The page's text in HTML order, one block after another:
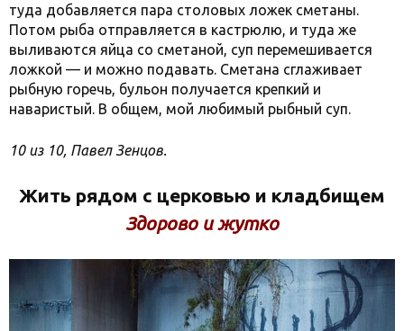
туда добавляется пара столовых ложек сметаны.
Потом рыба отправляется в кастрюлю, и туда же
выливаются яйца со сметаной, суп перемешивается
ложкой — и можно подавать. Сметана сглаживает
рыбную горечь, бульон получается крепкий и
наваристый. В общем, мой любимый рыбный суп.
10 из 10, Павел Зенцов.
Жить рядом с церковью и кладбищем
Здорово и жутко